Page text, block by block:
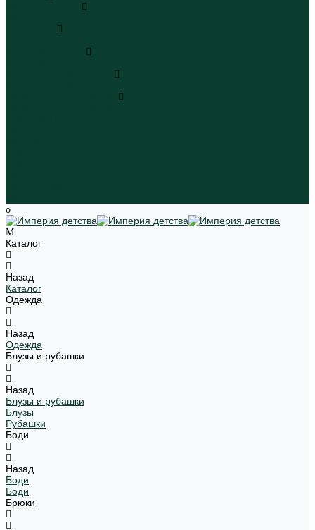
Каталог
Назад
Каталог
Одежда
Назад
Одежда
Блузы и рубашки
Назад
Блузы и рубашки
Блузы
Рубашки
Боди
Назад
Боди
Боди
Брюки